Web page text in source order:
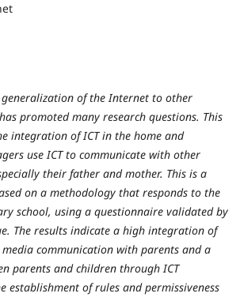
generalization of the Internet to other
promoted many research questions. This
integration of ICT in the home and
use ICT to communicate with other
their father and mother. This is a
on a methodology that responds to the
school, using a questionnaire validated by
The results indicate a high integration of
media communication with parents and a
parents and children through ICT
establishment of rules and permissiveness